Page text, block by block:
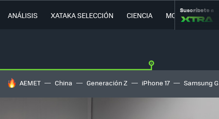
ANÁLISIS XATAKA SELECCIÓN CIENCIA MOVILIDAD
Suscríbete a
HOY SE HABLA DE
AEMET China Generación Z iPhone 17 Samsung